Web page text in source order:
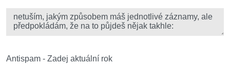
Fórum
Kybernetická bezpečnost
Antispam - Zadej aktuální rok